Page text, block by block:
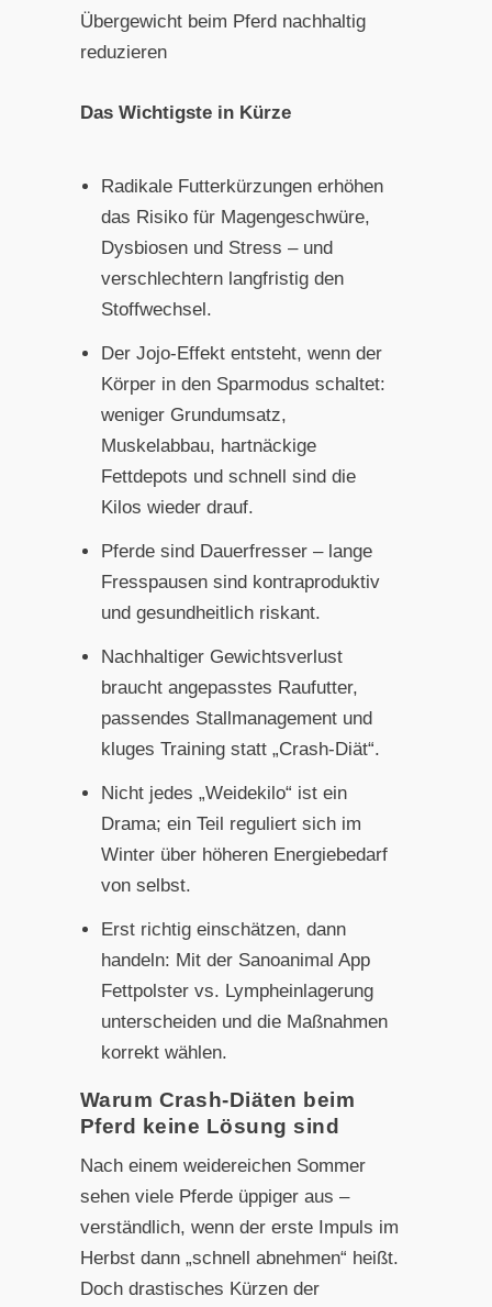
Übergewicht beim Pferd nachhaltig
reduzieren
Das Wichtigste in Kürze
Radikale Futterkürzungen erhöhen
das Risiko für Magengeschwüre,
Dysbiosen und Stress – und
verschlechtern langfristig den
Stoffwechsel.
Der Jojo-Effekt entsteht, wenn der
Körper in den Sparmodus schaltet:
weniger Grundumsatz,
Muskelabbau, hartnäckige
Fettdepots und schnell sind die
Kilos wieder drauf.
Pferde sind Dauerfresser – lange
Fresspausen sind kontraproduktiv
und gesundheitlich riskant.
Nachhaltiger Gewichtsverlust
braucht angepasstes Raufutter,
passendes Stallmanagement und
kluges Training statt „Crash-Diät“.
Nicht jedes „Weidekilo“ ist ein
Drama; ein Teil reguliert sich im
Winter über höheren Energiebedarf
von selbst.
Erst richtig einschätzen, dann
handeln: Mit der Sanoanimal App
Fettpolster vs. Lympheinlagerung
unterscheiden und die Maßnahmen
korrekt wählen.
Warum Crash-Diäten beim
Pferd keine Lösung sind
Nach einem weidereichen Sommer
sehen viele Pferde üppiger aus –
verständlich, wenn der erste Impuls im
Herbst dann „schnell abnehmen“ heißt.
Doch drastisches Kürzen der